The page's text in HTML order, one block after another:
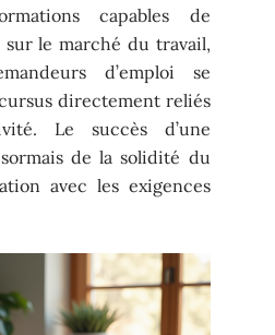
capables de
le marché du travail,
d’emploi se
directement reliés
Le succès d’une
de la solidité du
avec les exigences